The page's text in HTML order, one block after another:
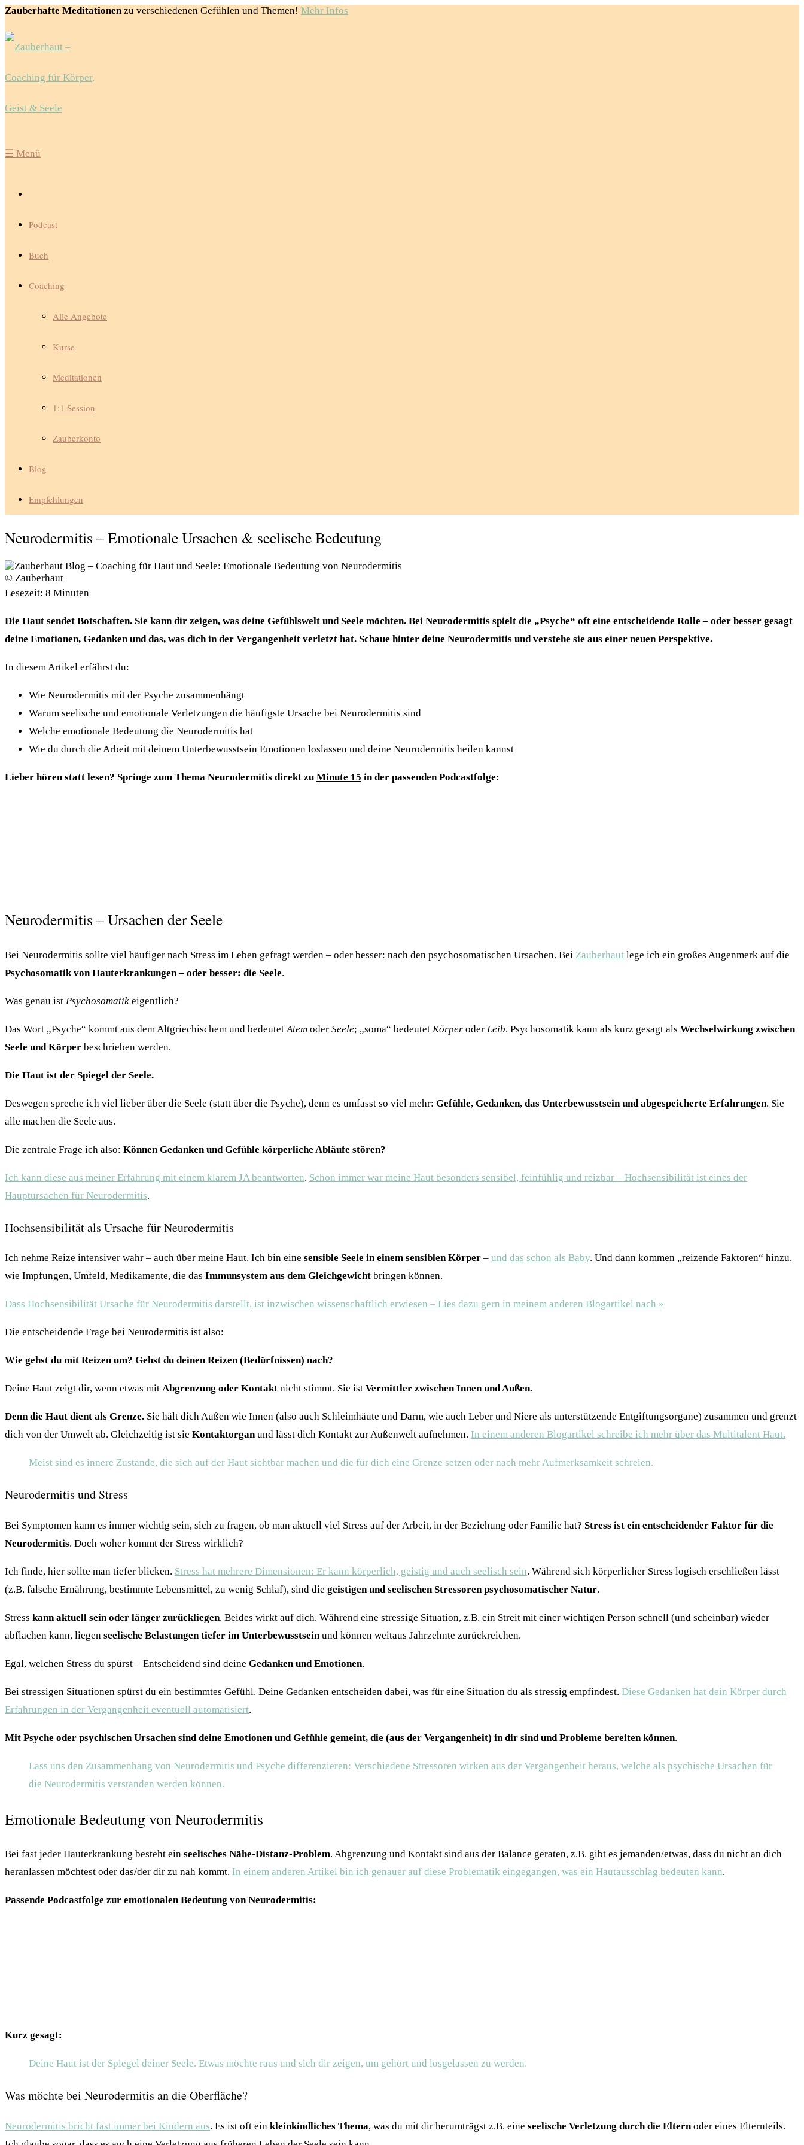
Zauberhafte Meditationenzu verschiedenen Gefühlen und Themen! Mehr Infos
☰ Menü
Podcast
Buch
Coaching
Alle Angebote
Kurse
Meditationen
1:1 Session
Zauberkonto
Blog
Empfehlungen
Neurodermitis – Emotionale Ursachen & seelische Bedeutung
© Zauberhaut
Lesezeit: 8 Minuten
Die Haut sendet Botschaften. Sie kann dir zeigen, was deine Gefühlswelt und Seele möchten. Bei Neurodermitis spielt die „Psyche“ oft eine entscheidende Rolle – oder besser gesagt
deine Emotionen, Gedanken und das, was dich in der Vergangenheit verletzt hat. Schaue hinter deine Neurodermitis und verstehe sie aus einer neuen Perspektive.
In diesem Artikel erfährst du:
Wie Neurodermitis mit der Psyche zusammenhängt
Warum seelische und emotionale Verletzungen die häufigste Ursache bei Neurodermitis sind
Welche emotionale Bedeutung die Neurodermitis hat
Wie du durch die Arbeit mit deinem Unterbewusstsein Emotionen loslassen und deine Neurodermitis heilen kannst
Lieber hören statt lesen? Springe zum Thema Neurodermitis direkt zu Minute 15 in der passenden Podcastfolge:
Neurodermitis – Ursachen der Seele
Bei Neurodermitis sollte viel häufiger nach Stress im Leben gefragt werden – oder besser: nach den psychosomatischen Ursachen. Bei Zauberhaut lege ich ein großes Augenmerk auf die
Psychosomatik von Hauterkrankungen – oder besser: die Seele.
Was genau ist Psychosomatik eigentlich?
Das Wort „Psyche“ kommt aus dem Altgriechischem und bedeutet Atem oder Seele; „soma“ bedeutet Körper oder Leib. Psychosomatik kann als kurz gesagt als Wechselwirkung zwischen
Seele und Körper beschrieben werden.
Die Haut ist der Spiegel der Seele.
Deswegen spreche ich viel lieber über die Seele (statt über die Psyche), denn es umfasst so viel mehr: Gefühle, Gedanken, das Unterbewusstsein und abgespeicherte Erfahrungen. Sie
alle machen die Seele aus.
Die zentrale Frage ich also: Können Gedanken und Gefühle körperliche Abläufe stören?
Ich kann diese aus meiner Erfahrung mit einem klarem JA beantworten. Schon immer war meine Haut besonders sensibel, feinfühlig und reizbar – Hochsensibilität ist eines der
Hauptursachen für Neurodermitis.
Hochsensibilität als Ursache für Neurodermitis
Ich nehme Reize intensiver wahr – auch über meine Haut. Ich bin eine sensible Seele in einem sensiblen Körper – und das schon als Baby. Und dann kommen „reizende Faktoren“ hinzu,
wie Impfungen, Umfeld, Medikamente, die das Immunsystem aus dem Gleichgewicht bringen können.
Dass Hochsensibilität Ursache für Neurodermitis darstellt, ist inzwischen wissenschaftlich erwiesen – Lies dazu gern in meinem anderen Blogartikel nach »
Die entscheidende Frage bei Neurodermitis ist also:
Wie gehst du mit Reizen um? Gehst du deinen Reizen (Bedürfnissen) nach?
Deine Haut zeigt dir, wenn etwas mit Abgrenzung oder Kontakt nicht stimmt. Sie ist Vermittler zwischen Innen und Außen.
Denn die Haut dient als Grenze. Sie hält dich Außen wie Innen (also auch Schleimhäute und Darm, wie auch Leber und Niere als unterstützende Entgiftungsorgane) zusammen und grenzt
dich von der Umwelt ab. Gleichzeitig ist sie Kontaktorganund lässt dich Kontakt zur Außenwelt aufnehmen. In einem anderen Blogartikel schreibe ich mehr über das Multitalent Haut.
Meist sind es innere Zustände, die sich auf der Haut sichtbar machen und die für dich eine Grenze setzen oder nach mehr Aufmerksamkeit schreien.
Neurodermitis und Stress
Bei Symptomen kann es immer wichtig sein, sich zu fragen, ob man aktuell viel Stress auf der Arbeit, in der Beziehung oder Familie hat? Stress ist ein entscheidender Faktor für die
Neurodermitis. Doch woher kommt der Stress wirklich?
Ich finde, hier sollte man tiefer blicken. Stress hat mehrere Dimensionen: Er kann körperlich, geistig und auch seelisch sein. Während sich körperlicher Stress logisch erschließen lässt
(z.B. falsche Ernährung, bestimmte Lebensmittel, zu wenig Schlaf), sind die geistigen und seelischen Stressoren psychosomatischer Natur.
Stress kann aktuell sein oder länger zurückliegen. Beides wirkt auf dich. Während eine stressige Situation, z.B. ein Streit mit einer wichtigen Person schnell (und scheinbar) wieder
abflachen kann, liegen seelische Belastungen tiefer im Unterbewusstseinund können weitaus Jahrzehnte zurückreichen.
Egal, welchen Stress du spürst – Entscheidend sind deine Gedanken und Emotionen.
Bei stressigen Situationen spürst du ein bestimmtes Gefühl. Deine Gedanken entscheiden dabei, was für eine Situation du als stressig empfindest. Diese Gedanken hat dein Körper durch
Erfahrungen in der Vergangenheit eventuell automatisiert.
Mit Psyche oder psychischen Ursachen sind deine Emotionen und Gefühle gemeint, die (aus der Vergangenheit) in dir sind und Probleme bereiten können.
Lass uns den Zusammenhang von Neurodermitis und Psyche differenzieren: Verschiedene Stressoren wirken aus der Vergangenheit heraus, welche als psychische Ursachen für
die Neurodermitis verstanden werden können.
Emotionale Bedeutung von Neurodermitis
Bei fast jeder Hauterkrankung besteht ein seelisches Nähe-Distanz-Problem. Abgrenzung und Kontakt sind aus der Balance geraten, z.B. gibt es jemanden/etwas, dass du nicht an dich
heranlassen möchtest oder das/der dir zu nah kommt. In einem anderen Artikel bin ich genauer auf diese Problematik eingegangen, was ein Hautausschlag bedeuten kann.
Passende Podcastfolge zur emotionalen Bedeutung von Neurodermitis:
Kurz gesagt:
Deine Haut ist der Spiegel deiner Seele. Etwas möchte raus und sich dir zeigen, um gehört und losgelassen zu werden.
Was möchte bei Neurodermitis an die Oberfläche?
Neurodermitis bricht fast immer bei Kindern aus. Es ist oft ein kleinkindliches Thema, was du mit dir herumträgst z.B. eine seelische Verletzung durch die Elternoder eines Elternteils.